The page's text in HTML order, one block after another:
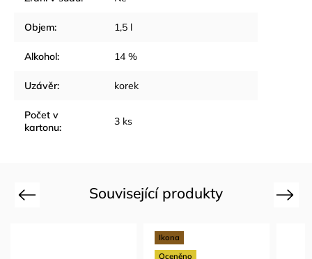
Objem: 1,5 l
Alkohol: 14 %
Uzávěr: korek
Počet v
kartonu: 3 ks
Související produkty
Previous
Ikona
Oceněno
Next